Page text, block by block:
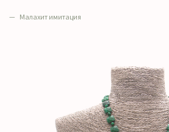
Малахит имитация